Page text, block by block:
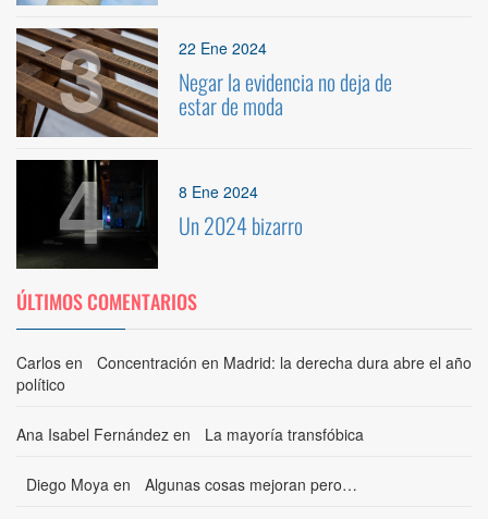
3
22 Ene 2024
Negar la evidencia no deja de
estar de moda
4 8 Ene 2024
Un 2024 bizarro
ÚLTIMOS COMENTARIOS
Carlos en
Concentración en Madrid: la derecha dura abre el año
político
Ana Isabel Fernández en La mayoría transfóbica
Diego Moya en Algunas cosas mejoran pero…